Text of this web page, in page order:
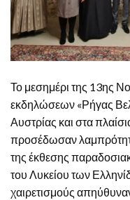
Το μεσημέρι της 13ης
εκδηλώσεων «Ρήγας
Αυστρίας και στα
προσέδωσαν λαμπρότητα
της έκθεσης
του Λυκείου των
χαιρετισμούς